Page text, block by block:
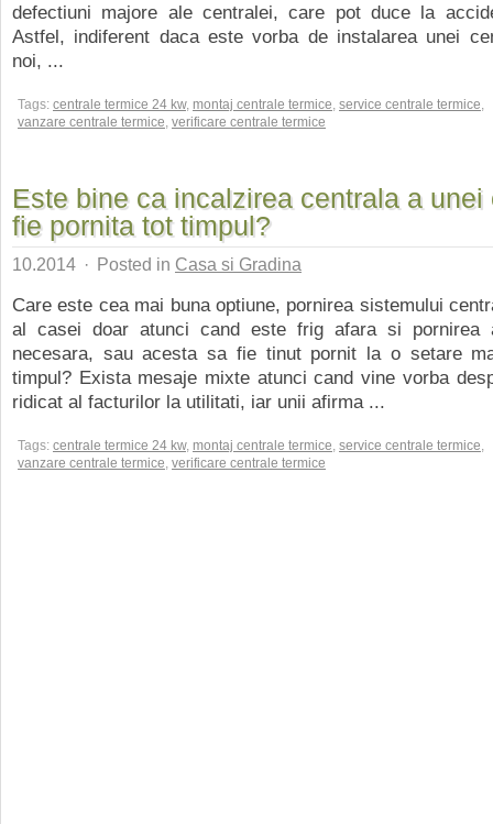
defectiuni majore ale centralei, care pot duce la
Astfel, indiferent daca este vorba de instalarea unei
noi, ...
Tags: centrale termice 24 kw, montaj centrale termice, service centrale termice,
vanzare centrale termice, verificare centrale termice
Este bine ca incalzirea centrala a unei
fie pornita tot timpul?
10.2014 · Posted in Casa si Gradina
Care este cea mai buna optiune, pornirea sistemului
al casei doar atunci cand este frig afara si pornirea
necesara, sau acesta sa fie tinut pornit la o setare
timpul? Exista mesaje mixte atunci cand vine vorba
ridicat al facturilor la utilitati, iar unii afirma ...
Tags: centrale termice 24 kw, montaj centrale termice, service centrale termice,
vanzare centrale termice, verificare centrale termice